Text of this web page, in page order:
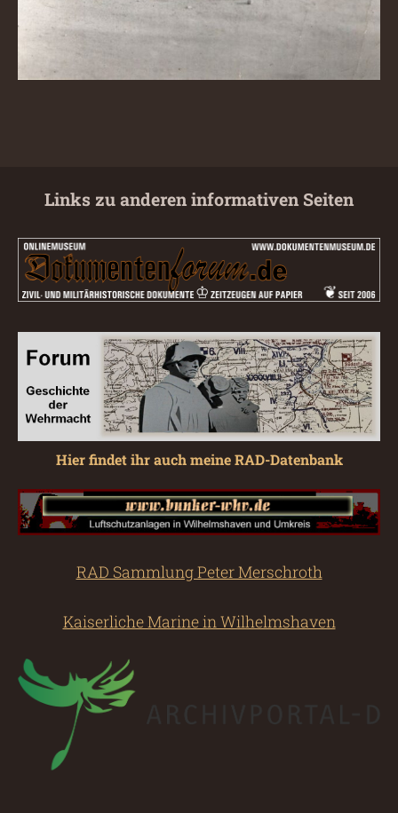
Links zu anderen informativen Seiten
Hier findet ihr auch meine RAD-Datenbank
RAD Sammlung Peter Merschroth
Kaiserliche Marine in Wilhelmshaven